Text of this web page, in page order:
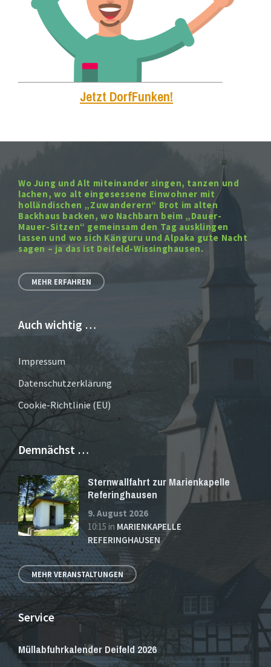
Jetzt DorfFunken!
Wo Jung und Alt miteinander singen, tanzen und
lachen, wo alt eingesessene Einwohner mit
holländischen „Zuwanderern“ Brot im alten
Backhaus backen, wo Nachbarn beim „Dauer-
Mauer-Sitzen“ gemeinsam den Tag ausklingen
lassen und wo sich Känguru und Alpaka gute Nacht
sagen – ja das ist Deifeld-Wissinghausen.
MEHR ERFAHREN
Auch wichtig …
Impressum
Datenschutzerklärung
Cookie-Richtlinie (EU)
Demnächst …
Sternwallfahrt zur Marienkapelle
Referinghausen
9. August 2026
10:15 in MARIENKAPELLE
REFERINGHAUSEN
MEHR VERANSTALTUNGEN
Service
Müllabfuhrkalender Deifeld 2026